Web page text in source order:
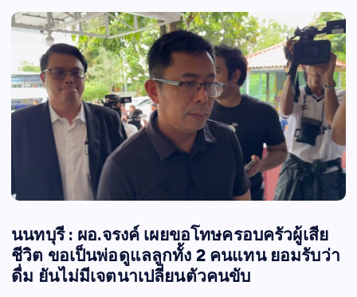
นนทบุรี : ผอ.จรงค์ เผยขอโทษครอบครัวผู้เสีย
ชีวิต ขอเป็นพ่อดูแลลูกทั้ง 2 คนแทน ยอมรับว่า
ดื่ม ยันไม่มีเจตนาเปลี่ยนตัวคนขับ